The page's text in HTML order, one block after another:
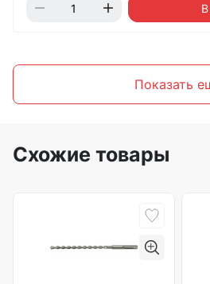
Показать
Схожие товары